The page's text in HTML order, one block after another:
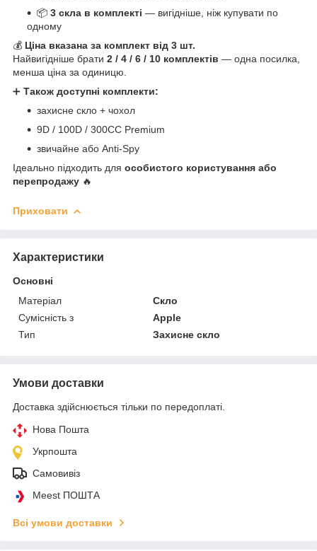
📦 3 скла в комплекті — вигідніше, ніж купувати по
одному
💰 Ціна вказана за комплект від 3 шт.
Найвигідніше брати 2 / 4 / 6 / 10 комплектів — одна посилка,
менша ціна за одиницю.
➕ Також доступні комплекти:
захисне скло + чохол
9D / 100D / 300CC Premium
звичайне або Anti-Spy
Ідеально підходить для особистого користування або
перепродажу 🔥
Приховати
Характеристики
Основні
Матеріал
Скло
Сумісність з
Apple
Тип
Захисне скло
Умови доставки
Доставка здійснюється тільки по передоплаті.
Нова Пошта
Укрпошта
Самовивіз
Meest ПОШТА
Всі умови доставки